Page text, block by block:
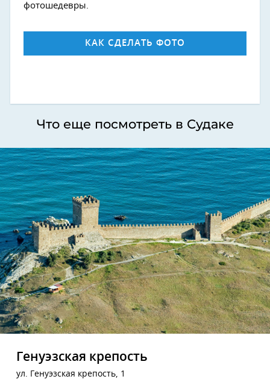
фотошедевры.
КАК СДЕЛАТЬ ФОТО
Что еще посмотреть в Судаке
Генуэзская крепость
ул. Генуэзская крепость, 1